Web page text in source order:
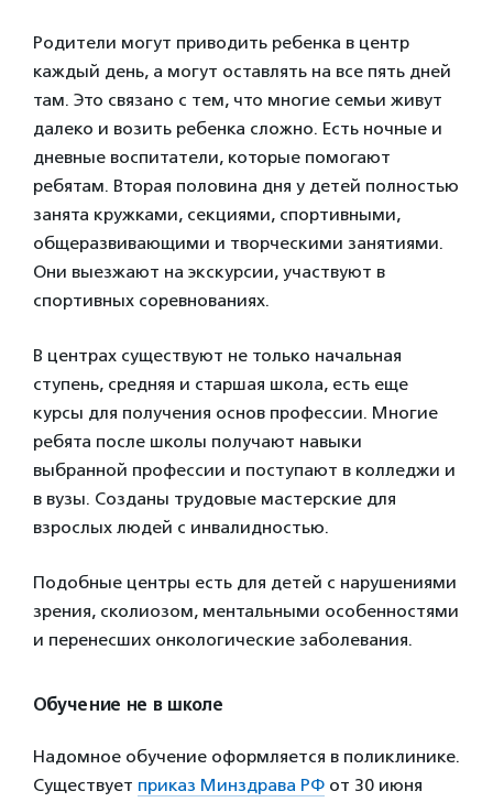
Родители могут приводить ребенка в центр
каждый день, а могут оставлять на все пять дней
там. Это связано с тем, что многие семьи живут
далеко и возить ребенка сложно. Есть ночные и
дневные воспитатели, которые помогают
ребятам. Вторая половина дня у детей полностью
занята кружками, секциями, спортивными,
общеразвивающими и творческими занятиями.
Они выезжают на экскурсии, участвуют в
спортивных соревнованиях.
В центрах существуют не только начальная
ступень, средняя и старшая школа, есть еще
курсы для получения основ профессии. Многие
ребята после школы получают навыки
выбранной профессии и поступают в колледжи и
в вузы. Созданы трудовые мастерские для
взрослых людей с инвалидностью.
Подобные центры есть для детей с нарушениями
зрения, сколиозом, ментальными особенностями
и перенесших онкологические заболевания.
Обучение не в школе
Надомное обучение оформляется в поликлинике.
Существует приказ Минздрава РФ от 30 июня